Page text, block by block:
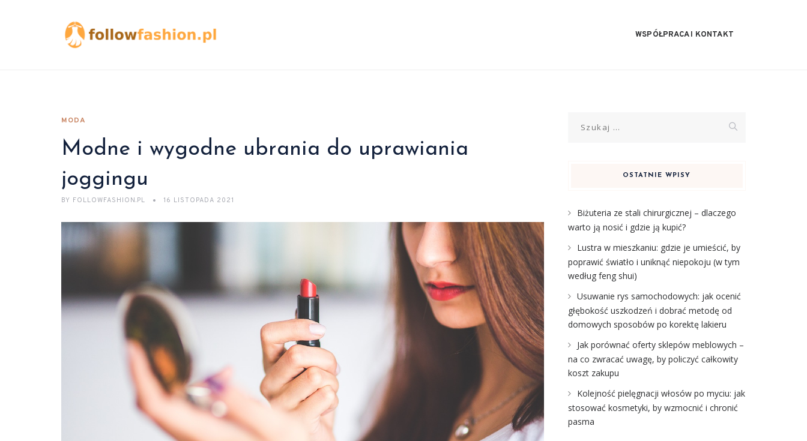
WSPÓŁPRACA I KONTAKT
MODA
Modne i wygodne ubrania do uprawiania
joggingu
BY FOLLOWFASHION.PL 16 LISTOPADA 2021
OSTATNIE WPISY
Biżuteria ze stali chirurgicznej – dlaczego
warto ją nosić i gdzie ją kupić?
Lustra w mieszkaniu: gdzie je umieścić, by
poprawić światło i uniknąć niepokoju (w tym
według feng shui)
Usuwanie rys samochodowych: jak ocenić
głębokość uszkodzeń i dobrać metodę od
domowych sposobów po korektę lakieru
Jak porównać oferty sklepów meblowych –
na co zwracać uwagę, by policzyć całkowity
koszt zakupu
Kolejność pielęgnacji włosów po myciu: jak
stosować kosmetyki, by wzmocnić i chronić
pasma